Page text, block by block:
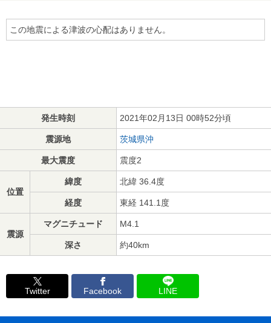
この地震による津波の心配はありません。
発生時刻 2021年02月13日 00時52分頃
震源地 茨城県沖
最大震度 震度2
位置
緯度 北緯 36.4度
経度 東経 141.1度
震源
マグニチュード M4.1
深さ 約40km
Twitter Facebook LINE